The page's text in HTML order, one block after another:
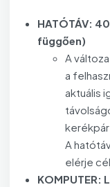
HATÓTÁV:
függően)
A
a
aktuális
kerékpár
A
elérje
KOMPUTER: